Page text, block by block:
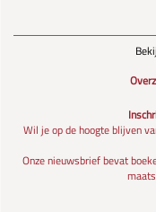
Wil je op de hoogte blijven
Onze nieuwsbrief bevat